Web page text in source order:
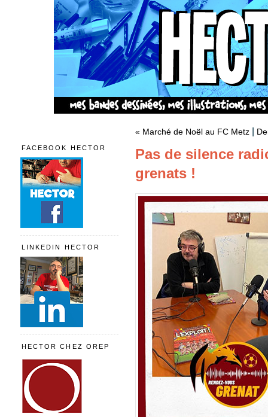
« Marché de Noël au FC Metz |
Pas de silence
grenats !
FACEBOOK HECTOR
LINKEDIN HECTOR
HECTOR CHEZ OREP